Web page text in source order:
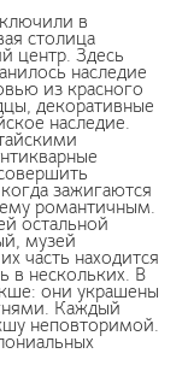
в
столица
центр. Здесь
наследие
из красного
декоративные
наследие.
зажигаются
романтичным.
остальной
музей
часть находится
в нескольких. В
они украшены
Каждый
неповторимой.